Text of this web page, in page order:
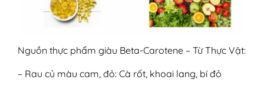
Nguồn thực phẩm giàu Beta-Carotene – Từ Thực Vật:
– Rau củ màu cam, đỏ: Cà rốt, khoai lang, bí đỏ